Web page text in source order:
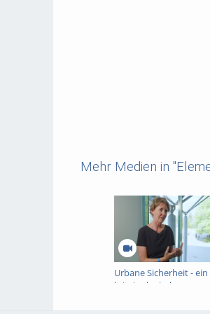
Mehr Medien in
Urbane Sicherheit - ein
kriminologisches